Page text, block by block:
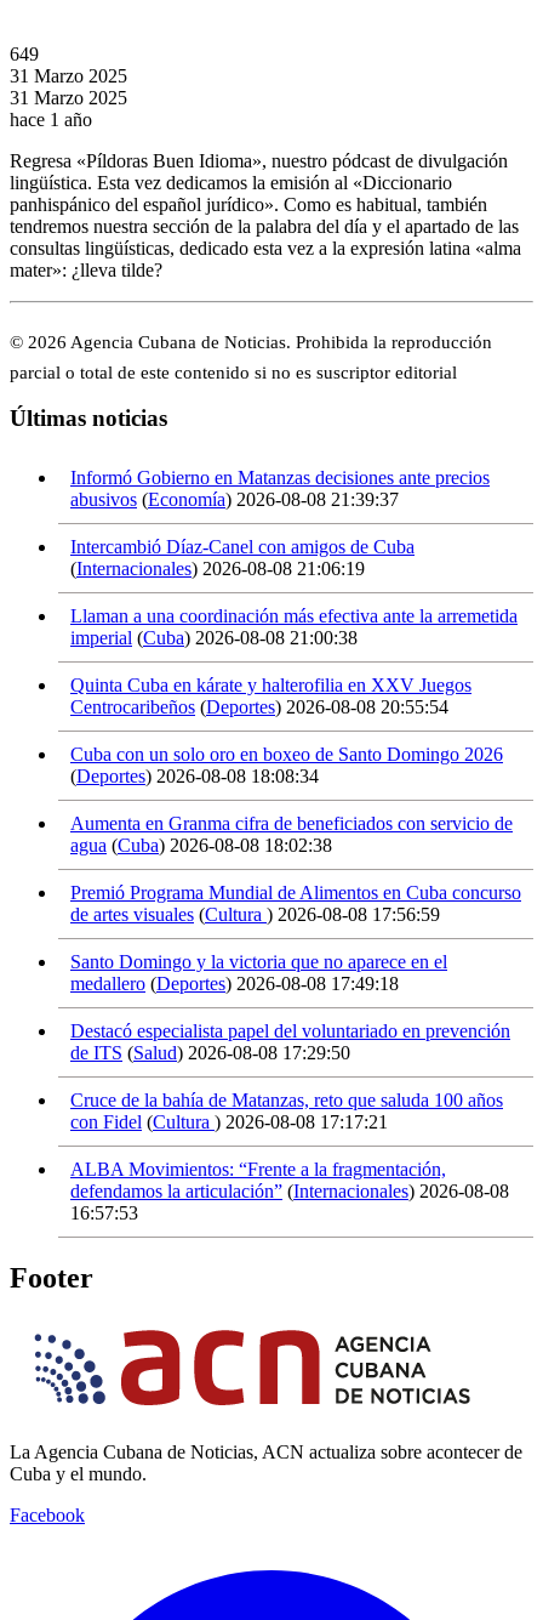
649
31 Marzo 2025
31 Marzo 2025
hace 1 año
Regresa «Píldoras Buen Idioma», nuestro pódcast de divulgación
lingüística. Esta vez dedicamos la emisión al «Diccionario
panhispánico del español jurídico». Como es habitual, también
tendremos nuestra sección de la palabra del día y el apartado de las
consultas lingüísticas, dedicado esta vez a la expresión latina «alma
mater»: ¿lleva tilde?
© 2026 Agencia Cubana de Noticias. Prohibida la reproducción
parcial o total de este contenido si no es suscriptor editorial
Últimas noticias
Informó Gobierno en Matanzas decisiones ante precios
abusivos (Economía) 2026-08-08 21:39:37
Intercambió Díaz-Canel con amigos de Cuba
(Internacionales) 2026-08-08 21:06:19
Llaman a una coordinación más efectiva ante la arremetida
imperial (Cuba) 2026-08-08 21:00:38
Quinta Cuba en kárate y halterofilia en XXV Juegos
Centrocaribeños (Deportes) 2026-08-08 20:55:54
Cuba con un solo oro en boxeo de Santo Domingo 2026
(Deportes) 2026-08-08 18:08:34
Aumenta en Granma cifra de beneficiados con servicio de
agua (Cuba) 2026-08-08 18:02:38
Premió Programa Mundial de Alimentos en Cuba concurso
de artes visuales (Cultura ) 2026-08-08 17:56:59
Santo Domingo y la victoria que no aparece en el
medallero (Deportes) 2026-08-08 17:49:18
Destacó especialista papel del voluntariado en prevención
de ITS (Salud) 2026-08-08 17:29:50
Cruce de la bahía de Matanzas, reto que saluda 100 años
con Fidel (Cultura ) 2026-08-08 17:17:21
ALBA Movimientos: “Frente a la fragmentación,
defendamos la articulación” (Internacionales) 2026-08-08
16:57:53
Footer
La Agencia Cubana de Noticias, ACN actualiza sobre acontecer de
Cuba y el mundo.
Facebook